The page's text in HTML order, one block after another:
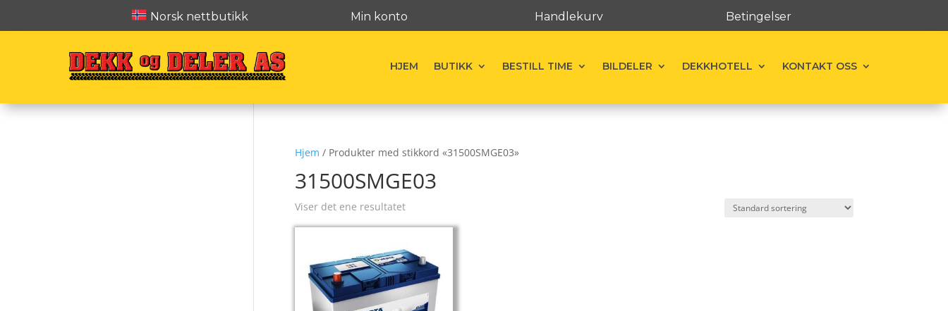
Norsk nettbutikk Min konto Handlekurv Betingelser
HJEM BUTIKK BESTILL TIME BILDELER DEKKHOTELL KONTAKT OSS
Hjem / Produkter med stikkord «31500SMGE03»
31500SMGE03
Viser det ene resultatet